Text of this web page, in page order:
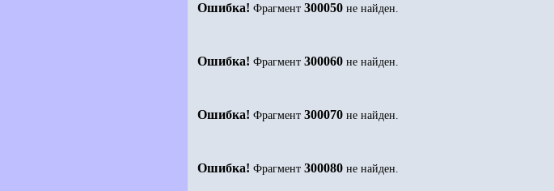
Ошибка! Фрагмент 300050 не найден.
Ошибка! Фрагмент 300060 не найден.
Ошибка! Фрагмент 300070 не найден.
Ошибка! Фрагмент 300080 не найден.